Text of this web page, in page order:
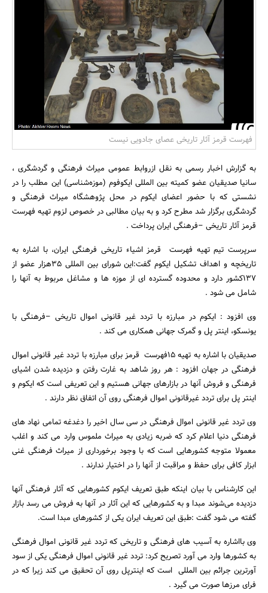
بانک، بیمه و سرمایه
مسکن و ساختمان
جستجو
فهرست قرمز آثار تاریخی عصای جادویی نیست
به گزارش اخبار رسمی به نقل ازروابط عمومی میراث فرهنگی و گردشگری ،
سانیا صدیقیان عضو کمیته بین المللی ایکوفوم (موزه‌شناسی) این مطلب را در
نشستی که با حضور اعضای ایکوم در محل پژوهشگاه میراث فرهنگی و
گردشگری برگزار شد مطرح کرد و به بیان مطالبی در خصوص لزوم تهیه فهرست
قرمز آثار تاریخی –فرهنگی ایران پرداخت .
سرپرست تیم تهیه فهرست قرمز اشیاء تاریخی فرهنگی ایران، با اشاره به
تاریخچه و اهداف تشکیل ایکوم گفت:این شورای بین المللی 35هزار عضو از
137کشور دارد و محدوده گسترده ای از موزه ها و مشاغل مربوط به آنها را
شامل می شود .
وی افزود : ایکوم در مبارزه با تردد غیر قانونی اموال تاریخی –فرهنگی با
یونسکو، اینتر پل و گمرک جهانی همکاری می کند .
صدیقیان با اشاره به تهیه 15فهرست قرمز برای مبارزه با تردد غیر قانونی اموال
فرهنگی در جهان افزود : هر روز شاهد به غارت رفتن و دزدیده شدن اشیای
فرهنگی و فروش آنها در بازارهای جهانی هستیم و این تعریفی است که ایکوم و
اینتر پل برای تردد غیرقانونی اموال فرهنگی روی آن اتفاق نظر دارند .
وی تردد غیر قانونی اموال فرهنگی در سی سال اخیر را دغدغه تمامی نهاد های
فرهنگی دنیا اعلام کرد که ضربه زیادی به میراث ملموس وارد می کند و اغلب
معمولا متوجه کشورهایی است که با وجود برخورداری از میراث فرهنگی غنی
ابزار کافی برای حفظ و مراقبت از آنها را در اختیار ندارند .
این کارشناس با بیان اینکه طبق تعریف ایکوم کشورهایی که آثار فرهنگی آنها
دزدیده می‌شوند مبدا و به کشورهایی که این آثار در آنها به فروش می رسد بازار
گفته می شود گفت :طبق این تعریف ایران یکی از کشورهای مبدا است.
وی بااشاره به آسیب های فرهنگی و تاریخی که تردد غیر قانونی اموال فرهنگی
به کشورها وارد می آورد تصریح کرد: تردد غیر قانونی اموال فرهنگی یکی از سود
آورترین جرائم بین المللی است که اینترپل روی آن تحقیق می کند زیرا که در
فرای مرزها صورت می گیرد .